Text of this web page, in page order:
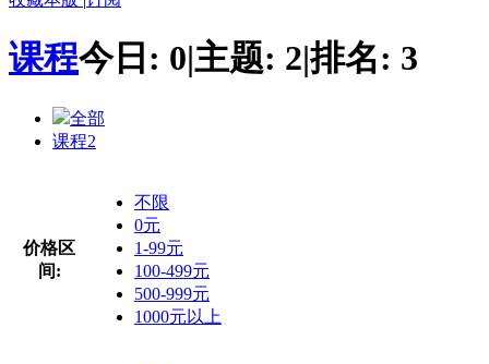
课程今日: 0|主题: 2|排名: 3
全部
课程2
价格区
间:
不限
0元
1-99元
100-499元
500-999元
1000元以上